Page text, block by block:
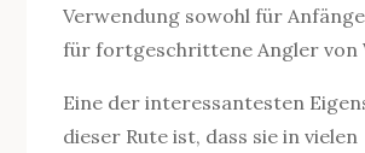
Verwendung sowohl für
für fortgeschrittene Angler von
Eine der interessantesten
dieser Rute ist, dass sie in vielen